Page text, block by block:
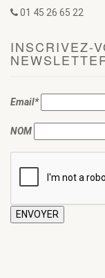
01 45 26 65 22
INSCRIVEZ-
Email*
NOM